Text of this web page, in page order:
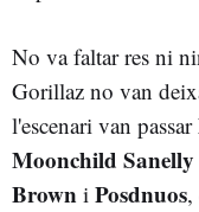
No va faltar res ni
Gorillaz no van
l'escenari van passar
Moonchild Sanelly
Brown i Posdnuos,